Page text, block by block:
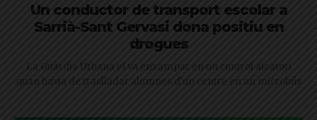
Un conductor de transport escolar a
Sarrià-Sant Gervasi dona positiu en
drogues
La Guàrdia Urbana el va enxampar en un control aleatori
quan havia de traslladar alumnes d'un centre en un microbús